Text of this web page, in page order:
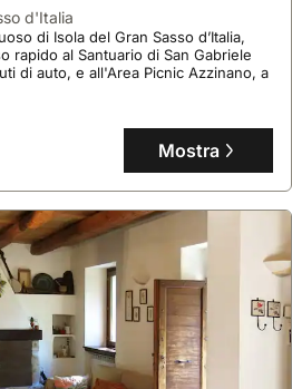
d'Italia
di Isola del Gran Sasso d’Italia,
rapido al Santuario di San Gabriele
di auto, e all'Area Picnic Azzinano, a
per 7 ospiti, dispone di 2 camere da
Wi-Fi gratuito, una terrazza
e barbecue per godere appieno
Mostra